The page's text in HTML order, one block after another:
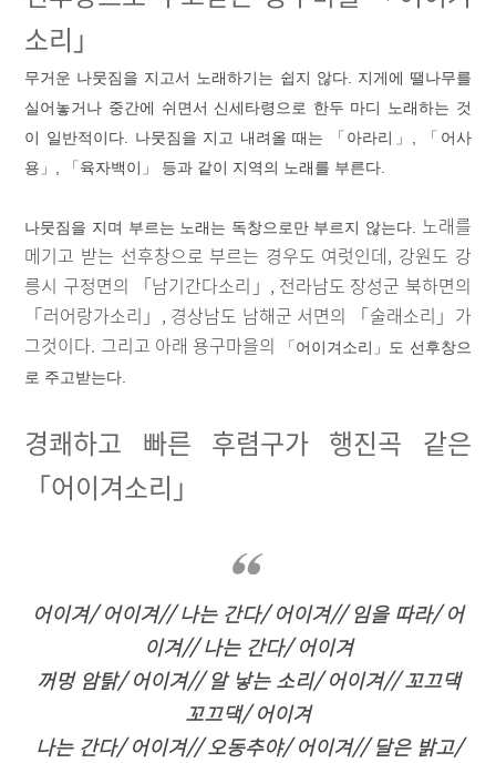
소리」
무거운 나뭇짐을 지고서 노래하기는 쉽지 않다. 지게에 땔나무를
실어놓거나 중간에 쉬면서 신세타령으로 한두 마디 노래하는 것
이 일반적이다. 나뭇짐을 지고 내려올 때는 「아라리」, 「어사
용」, 「육자백이」 등과 같이 지역의 노래를 부른다.
나뭇짐을 지며 부르는 노래는 독창으로만 부르지 않는다. 노래를
메기고 받는 선후창으로 부르는 경우도 여럿인데, 강원도 강
릉시 구정면의 「남기간다소리」, 전라남도 장성군 북하면의
「러어랑가소리」, 경상남도 남해군 서면의 「술래소리」가
그것이다. 그리고 아래 용구마을의
「어이겨소리」도 선후창으
로 주고받는다.
경쾌하고 빠른 후렴구가 행진곡 같은
「어이겨소리」
어이겨/ 어이겨// 나는 간다/ 어이겨// 임을 따라/ 어
이겨// 나는 간다/ 어이겨
꺼멍 암탉/ 어이겨// 알 낳는 소리/ 어이겨// 꼬끄댁
꼬끄댁/ 어이겨
나는 간다/ 어이겨// 오동추야/ 어이겨// 달은 밝고/